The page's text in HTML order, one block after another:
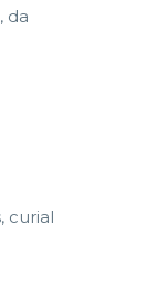
da
curial